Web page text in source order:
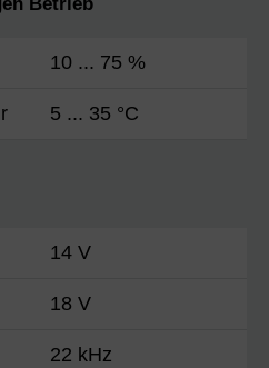
Betrieb
10 ... 75 %
5 ... 35 °C
14 V
18 V
22 kHz